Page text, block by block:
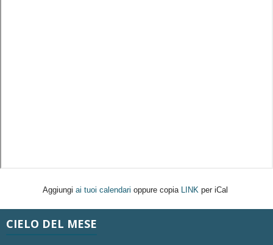
Aggiungi ai tuoi calendari oppure copia LINK per iCal
CIELO DEL MESE